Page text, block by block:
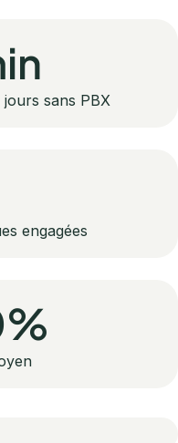
sans PBX
engagées